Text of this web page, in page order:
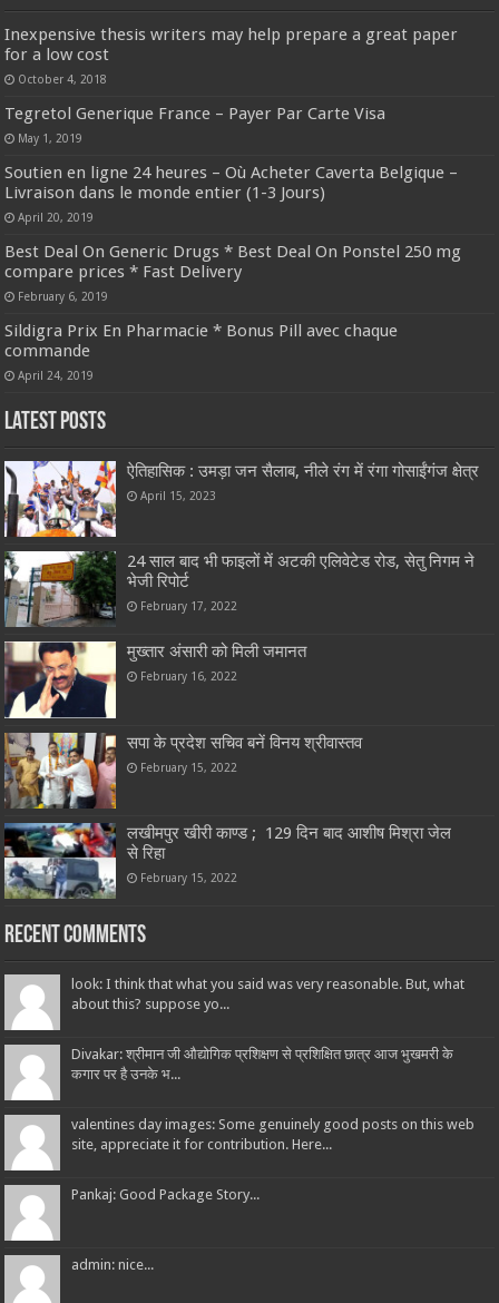
Inexpensive thesis writers may help prepare a great paper
for a low cost
October 4, 2018
Tegretol Generique France – Payer Par Carte Visa
May 1, 2019
Soutien en ligne 24 heures – Où Acheter Caverta Belgique –
Livraison dans le monde entier (1-3 Jours)
April 20, 2019
Best Deal On Generic Drugs * Best Deal On Ponstel 250 mg
compare prices * Fast Delivery
February 6, 2019
Sildigra Prix En Pharmacie * Bonus Pill avec chaque
commande
April 24, 2019
Latest Posts
ऐतिहासिक : उमड़ा जन सैलाब, नीले रंग में रंगा गोसाईंगंज क्षेत्र
April 15, 2023
24 साल बाद भी फाइलों में अटकी एलिवेटेड रोड, सेतु निगम ने
भेजी रिपोर्ट
February 17, 2022
मुख्तार अंसारी को मिली जमानत
February 16, 2022
सपा के प्रदेश सचिव बनें विनय श्रीवास्तव
February 15, 2022
लखीमपुर खीरी काण्ड ; 129 दिन बाद आशीष मिश्रा जेल
से रिहा
February 15, 2022
Recent Comments
look: I think that what you said was very reasonable. But, what
about this? suppose yo...
Divakar: श्रीमान जी औद्योगिक प्रशिक्षण से प्रशिक्षित छात्र आज भुखमरी के
कगार पर है उनके भ...
valentines day images: Some genuinely good posts on this web
site, appreciate it for contribution. Here...
Pankaj: Good Package Story...
admin: nice...